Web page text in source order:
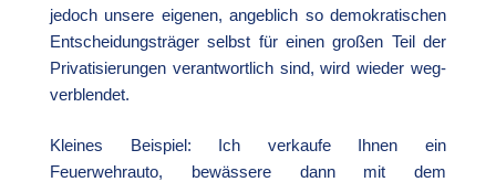
jedoch unsere eigenen, angeblich so demokratischen
Entscheidungsträger selbst für einen großen Teil der
Privatisierungen verantwortlich sind, wird wieder weg-
verblendet.
Kleines Beispiel: Ich verkaufe Ihnen ein
Feuerwehrauto, bewässere dann mit dem